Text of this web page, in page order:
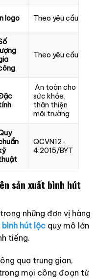
logo Theo yêu cầu
Theo yêu cầu
An toàn cho
sức khỏe,
thân thiện
môi trường
QCVN12-
4:2015/BYT
sản xuất bình hút
những đơn vị hàng
hút lộcquy mô lớn
tiếng.
qua trung gian,
mọi công đoạn từ